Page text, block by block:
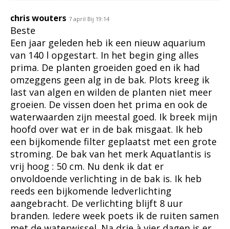
chris wouters 7 april Bij 19:14
Beste
Een jaar geleden heb ik een nieuw aquarium
van 140 l opgestart. In het begin ging alles
prima. De planten groeiden goed en ik had
omzeggens geen alg in de bak. Plots kreeg ik
last van algen en wilden de planten niet meer
groeien. De vissen doen het prima en ook de
waterwaarden zijn meestal goed. Ik breek mijn
hoofd over wat er in de bak misgaat. Ik heb
een bijkomende filter geplaatst met een grote
stroming. De bak van het merk Aquatlantis is
vrij hoog : 50 cm. Nu denk ik dat er
onvoldoende verlichting in de bak is. Ik heb
reeds een bijkomende ledverlichting
aangebracht. De verlichting blijft 8 uur
branden. Iedere week poets ik de ruiten samen